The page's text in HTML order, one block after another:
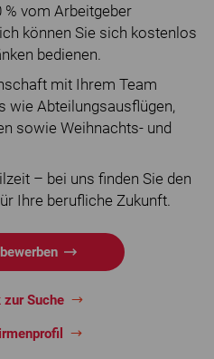
% vom Arbeitgeber
können Sie sich kostenlos
bedienen.
mit Ihrem Team
wie Abteilungsausflügen,
sowie Weihnachts- und
– bei uns finden Sie den
Ihre berufliche Zukunft.
zur Suche